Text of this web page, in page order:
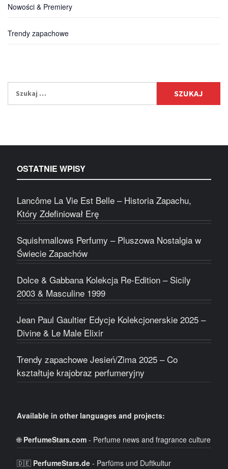
Nowości & Premiery
Trendy zapachowe
OSTATNIE WPISY
Lancôme La Vie Est Belle – Historia Zapachu,
Który Zdefiniował Erę
Squishmallows Perfumy – Pluszowa Nostalgia w
Świecie Zapachów
Dolce & Gabbana Kolekcja Re-Edition – Sicily
2003 & Masculine 1999
Jean Paul Gaultier Edycje Kolekcjonerskie 2025 –
Divine & Le Male Elixir
Trendy zapachowe Jesień/Zima 2025 – Co
kształtuje krajobraz perfumeryjny
Available in other languages and projects:
🌐 PerfumeStars.com - Perfume news and fragrance culture
🇩🇪 PerfumeStars.de - Parfüms und Duftkultur